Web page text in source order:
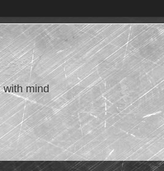
with mind